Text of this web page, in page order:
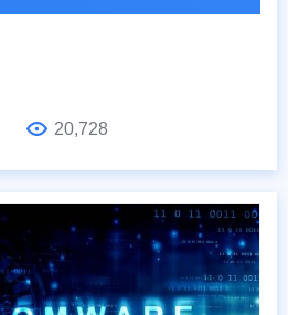
20,728